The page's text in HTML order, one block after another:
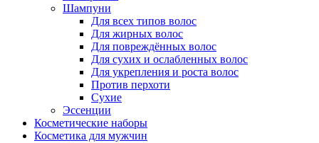
Шампуни
Для всех типов волос
Для жирных волос
Для повреждённых волос
Для сухих и ослабленных волос
Для укрепления и роста волос
Против перхоти
Сухие
Эссенции
Косметические наборы
Косметика для мужчин